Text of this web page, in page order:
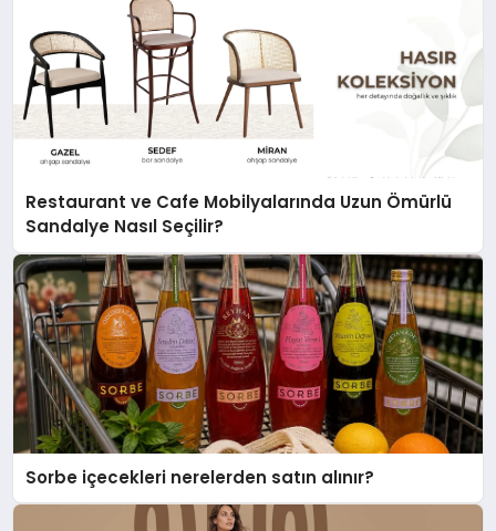
Restaurant ve Cafe Mobilyalarında Uzun Ömürlü
Sandalye Nasıl Seçilir?
Sorbe içecekleri nerelerden satın alınır?